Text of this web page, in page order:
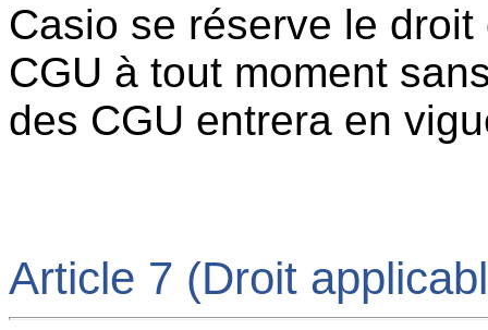
Casio se réserve le
CGU à tout moment
des CGU entrera en
Article 7 (Droit